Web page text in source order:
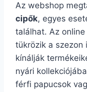
Az webshop
cipők, egyes
találhat. Az
tükrözik a szezon
kínálják
nyári
férfi papucsok